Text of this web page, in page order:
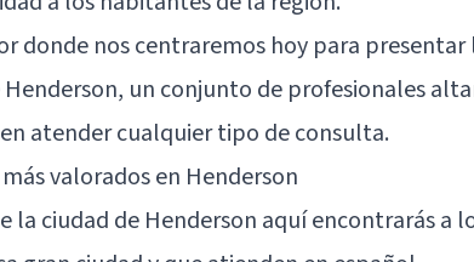
donde nos centraremos hoy para
Henderson, un conjunto de profesionales
atender cualquier tipo de consulta.
valorados en Henderson
la ciudad de Henderson aquí encontrarás a